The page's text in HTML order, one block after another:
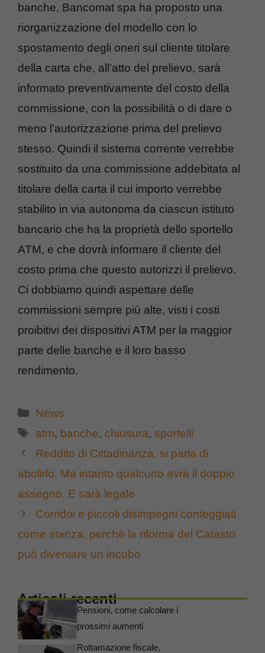
banche, Bancomat spa ha proposto una
riorganizzazione del modello con lo
spostamento degli oneri sul cliente titolare
della carta che, all’atto del prelievo, sarà
informato preventivamente del costo della
commissione, con la possibilità o di dare o
meno l’autorizzazione prima del prelievo
stesso. Quindi il sistema corrente verrebbe
sostituito da una commissione addebitata al
titolare della carta il cui importo verrebbe
stabilito in via autonoma da ciascun istituto
bancario che ha la proprietà dello sportello
ATM, e che dovrà informare il cliente del
costo prima che questo autorizzi il prelievo.
Ci dobbiamo quindi aspettare delle
commissioni sempre più alte, visti i costi
proibitivi dei dispositivi ATM per la maggior
parte delle banche e il loro basso
rendimento.
Categorie
News
Tag
atm, banche, chiusura, sportelli
Reddito di Cittadinanza, si parla di
abolirlo. Ma intanto qualcuno avrà il doppio
assegno. E sarà legale
Corridoi e piccoli disimpegni conteggiati
come stanza, perchè la riforma del Catasto
può diventare un incubo
Articoli recenti
Pensioni, come calcolare i
prossimi aumenti
Rottamazione fiscale,